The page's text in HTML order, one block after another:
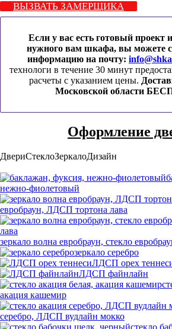
ВЫЗВАТЬ ЗАМЕРЩИКА
Если у вас есть готовый проект
нужного вам шкафа, вы можете
информацию на почту:
технологи в течение 30 минут
расчеты с указанием цены.
Московской области
Оформление
ДвериСтеклоЗеркалоДизайн
нежно-фиолетовый
евробраун, ЛДСП тортона лава
зеркало волна евробраун, стекло
зеркало серебро
ЛДСП орех
ЛДСП файнлайн
акация кашемир
серебро, ЛДСП вудлайн мокко
стекло